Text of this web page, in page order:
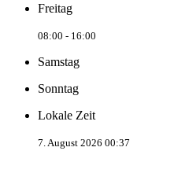
Freitag
08:00 - 16:00
Samstag
Sonntag
Lokale Zeit
7. August 2026 00:37